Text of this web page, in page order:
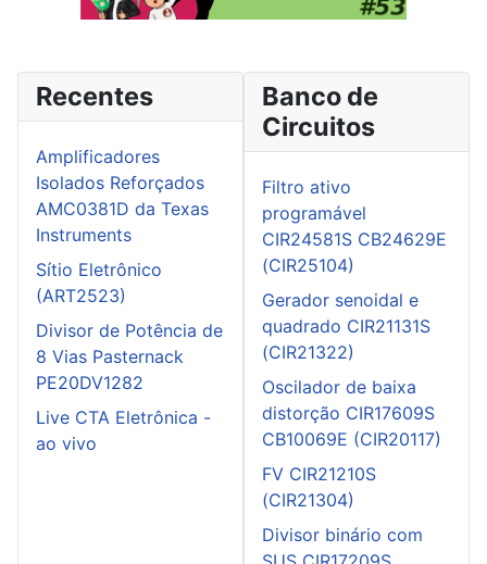
Recentes
Amplificadores
Isolados Reforçados
AMC0381D da Texas
Instruments
Sítio Eletrônico
(ART2523)
Divisor de Potência de
8 Vias Pasternack
PE20DV1282
Live CTA Eletrônica -
ao vivo
Banco de
Circuitos
Filtro ativo
programável
CIR24581S CB24629E
(CIR25104)
Gerador senoidal e
quadrado CIR21131S
(CIR21322)
Oscilador de baixa
distorção CIR17609S
CB10069E (CIR20117)
FV CIR21210S
(CIR21304)
Divisor binário com